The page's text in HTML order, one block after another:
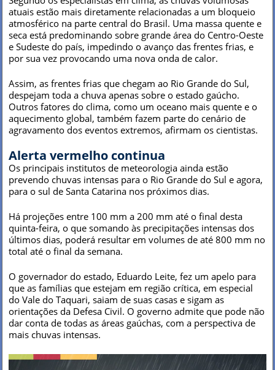
atuais estão mais diretamente relacionadas a um bloqueio
atmosférico na parte central do Brasil. Uma massa quente e
seca está predominando sobre grande área do Centro-Oeste
e Sudeste do país, impedindo o avanço das frentes frias, e
por sua vez provocando uma nova onda de calor.
Assim, as frentes frias que chegam ao Rio Grande do Sul,
despejam toda a chuva apenas sobre o estado gaúcho.
Outros fatores do clima, como um oceano mais quente e o
aquecimento global, também fazem parte do cenário de
agravamento dos eventos extremos, afirmam os cientistas.
Alerta vermelho continua
Os principais institutos de meteorologia ainda estão
prevendo chuvas intensas para o Rio Grande do Sul e agora,
para o sul de Santa Catarina nos próximos dias.
Há projeções entre 100 mm a 200 mm até o final desta
quinta-feira, o que somando às precipitações intensas dos
últimos dias, poderá resultar em volumes de até 800 mm no
total até o final da semana.
O governador do estado, Eduardo Leite, fez um apelo para
que as famílias que estejam em região crítica, em especial
do Vale do Taquari, saiam de suas casas e sigam as
orientações da Defesa Civil. O governo admite que pode não
dar conta de todas as áreas gaúchas, com a perspectiva de
mais chuvas intensas.